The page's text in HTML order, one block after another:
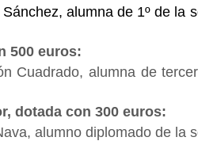
alumna de 1º de la
500 euros:
Cuadrado, alumna de
dotada con 300 euros:
alumno diplomado de la